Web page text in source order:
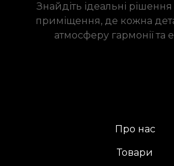
Знайдіть ідеальні
приміщення, де кожна
атмосферу гармонії та
Про нас
Товари